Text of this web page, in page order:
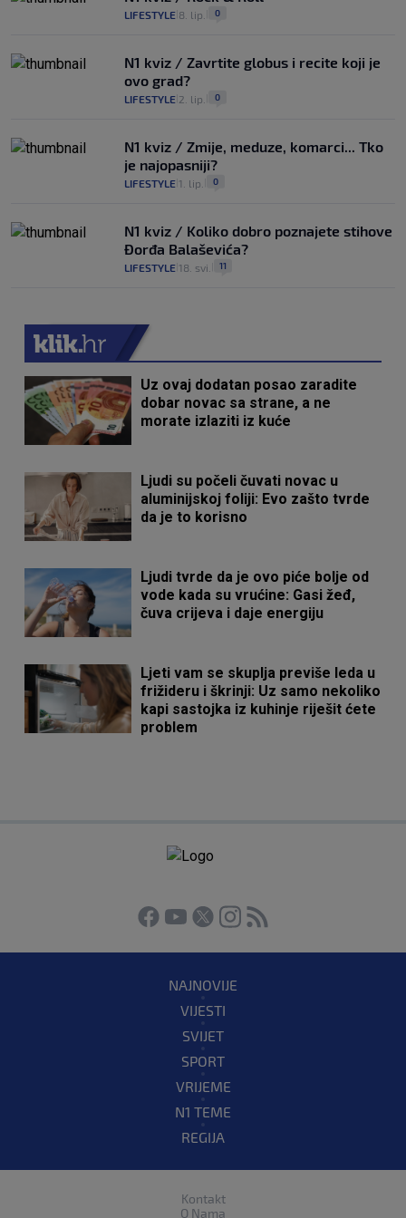
LIFESTYLE 8. lip. 0
N1 kviz / Zavrtite globus i recite koji je
ovo grad?
LIFESTYLE 2. lip. 0
N1 kviz / Zmije, meduze, komarci... Tko
je najopasniji?
LIFESTYLE 1. lip. 0
N1 kviz / Koliko dobro poznajete stihove
Đorđa Balaševića?
LIFESTYLE 18. svi. 11
Uz ovaj dodatan posao zaradite
dobar novac sa strane, a ne
morate izlaziti iz kuće
Ljudi su počeli čuvati novac u
aluminijskoj foliji: Evo zašto tvrde
da je to korisno
Ljudi tvrde da je ovo piće bolje od
vode kada su vrućine: Gasi žeđ,
čuva crijeva i daje energiju
Ljeti vam se skuplja previše leda u
frižideru i škrinji: Uz samo nekoliko
kapi sastojka iz kuhinje riješit ćete
problem
NAJNOVIJE
VIJESTI
SVIJET
SPORT
VRIJEME
N1 TEME
REGIJA
Kontakt
O Nama